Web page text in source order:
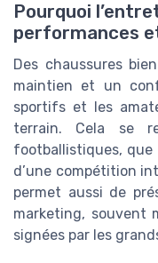
Pourquoi
performances
Des chaussures
maintien et un
sportifs et les
terrain. Cela se
footballistiques, que
d’une compétition
permet aussi de
marketing, souvent
signées par les